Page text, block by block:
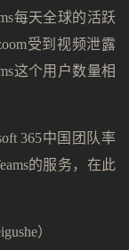
每天全球的活跃
受到视频泄露
这个用户数量相
365中国团队率
的服务，在此
）